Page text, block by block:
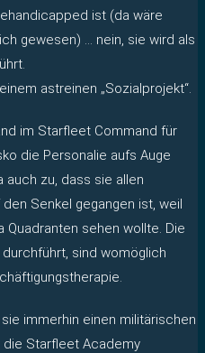
ist (da wäre
gewesen) … nein, sie wird als
astreinen „Sozialprojekt“.
im Starfleet Command für
die Personalie aufs Auge
auch zu, dass sie allen
Senkel gegangen ist, weil
Quadranten sehen wollte. Die
sind womöglich
immerhin einen militärischen
die Starfleet Academy